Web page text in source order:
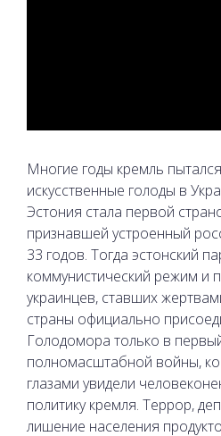
Многие годы кремль
искусственные голоды в
Эстония стала первой
признавшей устроенный
33 годов. Тогда эстонский
коммунистический режим и
украинцев, ставших
страны официально
Голодомора только в
полномасштабной войны,
глазами увидели
политику кремля. Террор,
лишение населения